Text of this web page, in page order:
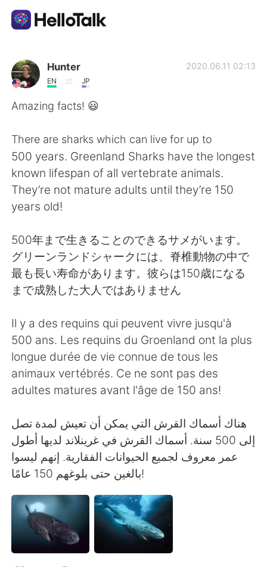
Aplicación de intercambio de idiomas
AI Grammar Checker
English 简体中文
繁體中文
Français Deutsch
日本語 한국어
Indonesia Italiano
Türkçe Tiếng Việt
Português
Hunter
EN JP
2020.06.11 02:13
Amazing facts! 😃
There are sharks which can live for up to
500 years. Greenland Sharks have the longest
known lifespan of all vertebrate animals.
They’re not mature adults until they’re 150
years old!
500年まで生きることのできるサメがいます。
グリーンランドシャークには、脊椎動物の中で
最も長い寿命があります。彼らは150歳になる
まで成熟した大人ではありません
Il y a des requins qui peuvent vivre jusqu'à
500 ans. Les requins du Groenland ont la plus
longue durée de vie connue de tous les
animaux vertébrés. Ce ne sont pas des
adultes matures avant l'âge de 150 ans!
إلى 500 سنة. أسماك القرش في غرينلاند لديها أطول
عمر معروف لجميع الحيوانات الفقارية. إنهم ليسوا
بالغين حتى بلوغهم 150 عامًا!